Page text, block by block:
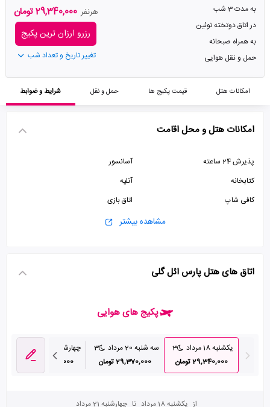
به مدت 3 شب
در اتاق دوتخته توئین
به همراه صبحانه
حمل و نقل هوایی
هرنفر 29,340,000 تومان
رزرو ارزان ترین پکیج
تغییر تاریخ و تعداد شب
امکانات هتل قیمت پکیج ها حمل و نقل شرایط و ضوابط
امکانات هتل و محل اقامت
پذیرش 24 ساعته
آسانسور
کتابخانه
آتلیه
کافی شاپ
اتاق بازی
پارکینگ رایگانمشاهده بیشتر
اتاق های هتل پارس ائل گلی
پکیج های هوایی
یکشنبه 18 مرداد
3
29,340,000 تومان
سه شنبه 20 مرداد
3
29,370,000 تومان
چهارشنبه 21 مرداد
33,480,000 تومان
از یکشنبه 18 مرداد تا چهارشنبه 21 مرداد